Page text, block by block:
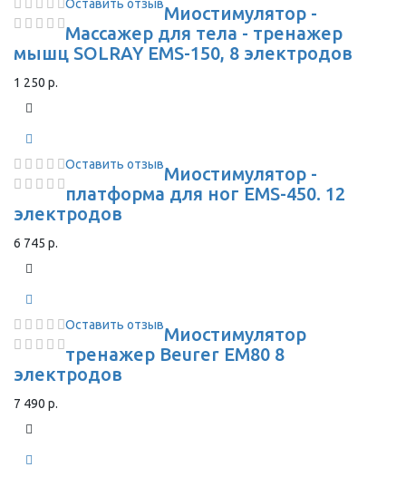
Оставить отзывМиостимулятор -
Массажер для тела - тренажер
мышц SOLRAY EMS-150, 8 электродов
1 250 р.
Оставить отзывМиостимулятор -
платформа для ног EMS-450. 12
электродов
6 745 р.
Оставить отзывМиостимулятор
тренажер Beurer EM80 8
электродов
7 490 р.